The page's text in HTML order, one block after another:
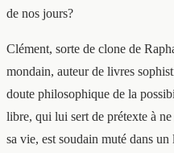
de nos jours?
Clément, sorte de clone de
mondain, auteur de livres
doute philosophique de la
libre, qui lui sert de prétexte à ne
sa vie, est soudain muté dans